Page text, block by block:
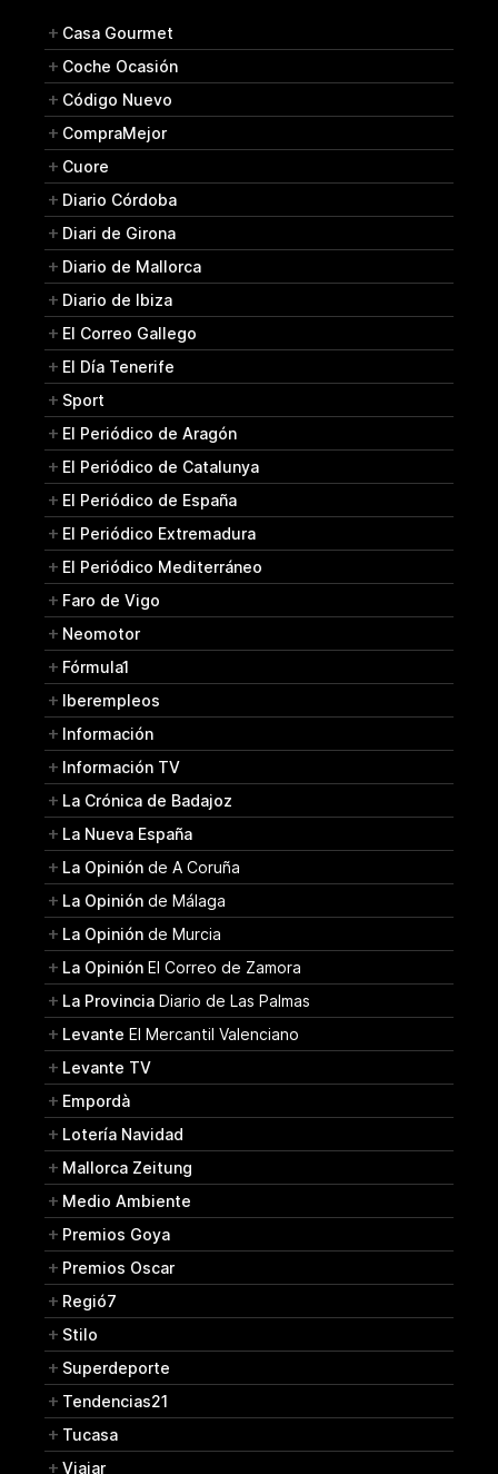
Casa Gourmet
Coche Ocasión
Código Nuevo
CompraMejor
Cuore
Diario Córdoba
Diari de Girona
Diario de Mallorca
Diario de Ibiza
El Correo Gallego
El Día Tenerife
Sport
El Periódico de Aragón
El Periódico de Catalunya
El Periódico de España
El Periódico Extremadura
El Periódico Mediterráneo
Faro de Vigo
Neomotor
Fórmula1
Iberempleos
Información
Información TV
La Crónica de Badajoz
La Nueva España
La Opinión de A Coruña
La Opinión de Málaga
La Opinión de Murcia
La Opinión El Correo de Zamora
La Provincia Diario de Las Palmas
Levante El Mercantil Valenciano
Levante TV
Empordà
Lotería Navidad
Mallorca Zeitung
Medio Ambiente
Premios Goya
Premios Oscar
Regió7
Stilo
Superdeporte
Tendencias21
Tucasa
Viajar